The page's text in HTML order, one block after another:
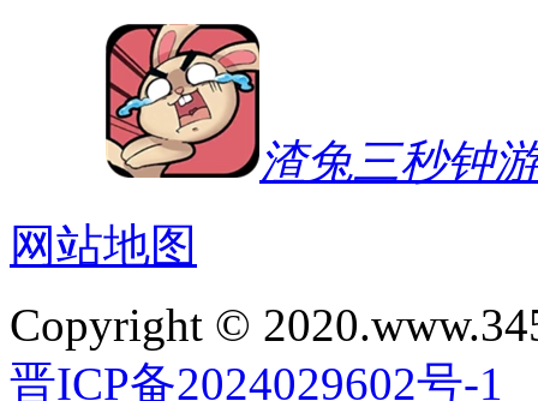
渣兔三秒钟
网站地图
Copyright ©
晋ICP备2024029602号-1